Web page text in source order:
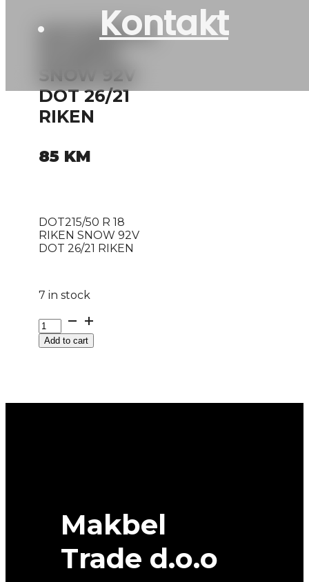
Kontakt
DOT215/50 R
SNOW 92V
DOT 26/21
RIKEN
85 KM
DOT215/50 R 18
RIKEN SNOW 92V
DOT 26/21 RIKEN
7 in stock
DOT215/50
R
18Add to cart
Makbel
Trade d.o.o